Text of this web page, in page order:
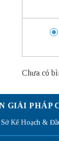
Chưa có
GIẢI PHÁP
Kế Hoạch &